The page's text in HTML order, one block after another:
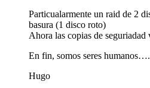
Particualarmente un raid de 2
basura (1 disco roto)
Ahora las copias de
En fin, somos seres humanos….
Hugo